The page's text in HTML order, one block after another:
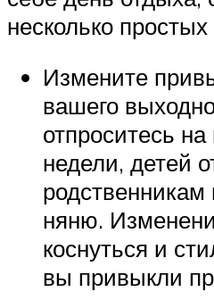
несколько
Измените
вашего
отпроситесь
недели, детей
няню.
коснуться и
вы привыкли